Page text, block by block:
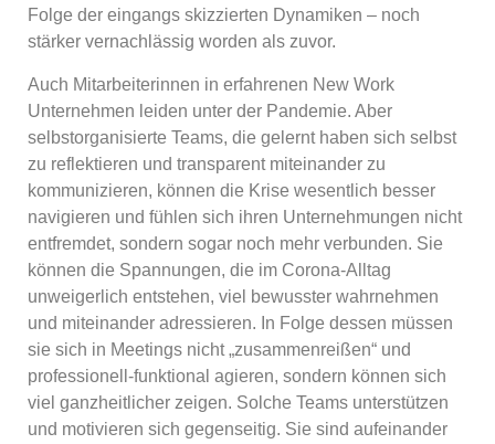
Folge der eingangs skizzierten Dynamiken – noch
stärker vernachlässig worden als zuvor.
Auch Mitarbeiterinnen in erfahrenen New Work
Unternehmen leiden unter der Pandemie. Aber
selbstorganisierte Teams, die gelernt haben sich selbst
zu reflektieren und transparent miteinander zu
kommunizieren, können die Krise wesentlich besser
navigieren und fühlen sich ihren Unternehmungen nicht
entfremdet, sondern sogar noch mehr verbunden. Sie
können die Spannungen, die im Corona-Alltag
unweigerlich entstehen, viel bewusster wahrnehmen
und miteinander adressieren. In Folge dessen müssen
sie sich in Meetings nicht „zusammenreißen“ und
professionell-funktional agieren, sondern können sich
viel ganzheitlicher zeigen. Solche Teams unterstützen
und motivieren sich gegenseitig. Sie sind aufeinander